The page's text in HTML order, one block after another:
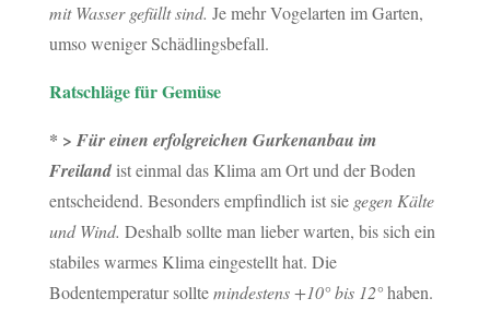
mit Wasser gefüllt sind. Je mehr Vogelarten im Garten,
umso weniger Schädlingsbefall.
Ratschläge für Gemüse
* > Für einen erfolgreichen Gurkenanbau im
Freilandist einmal das Klima am Ort und der Boden
entscheidend. Besonders empfindlich ist sie gegen Kälte
und Wind. Deshalb sollte man lieber warten, bis sich ein
stabiles warmes Klima eingestellt hat. Die
Bodentemperatur solltemindestens +10° bis 12°haben.